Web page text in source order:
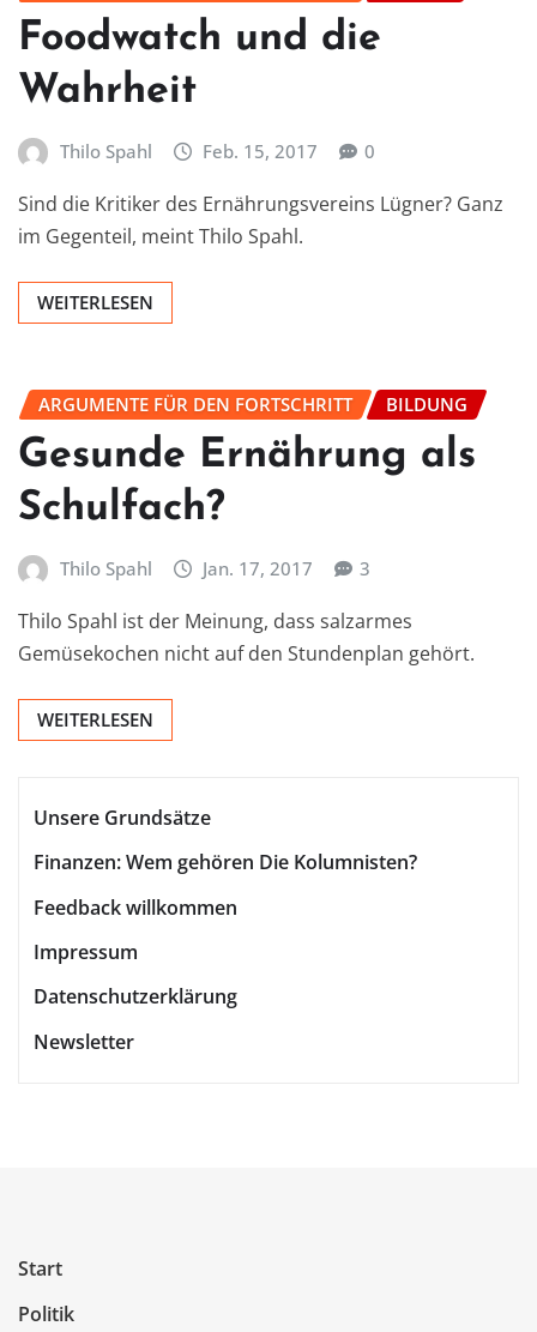
Foodwatch und die
Wahrheit
Thilo Spahl Feb. 15, 2017 0
Sind die Kritiker des Ernährungsvereins Lügner? Ganz
im Gegenteil, meint Thilo Spahl.
WEITERLESEN
ARGUMENTE FÜR DEN FORTSCHRITT BILDUNG
Gesunde Ernährung als
Schulfach?
Thilo Spahl Jan. 17, 2017 3
Thilo Spahl ist der Meinung, dass salzarmes
Gemüsekochen nicht auf den Stundenplan gehört.
WEITERLESEN
Unsere Grundsätze
Finanzen: Wem gehören Die Kolumnisten?
Feedback willkommen
Impressum
Datenschutzerklärung
Newsletter
Start
Politik